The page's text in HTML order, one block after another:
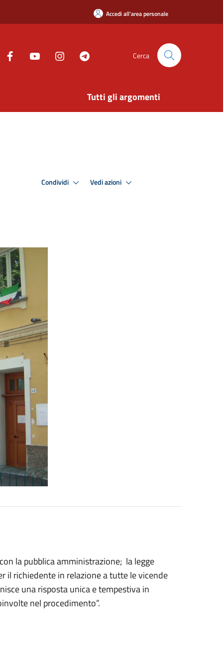
Accedi all'area personale
Cerca
Tutti gli argomenti
Condividi Vedi azioni
la pubblica amministrazione; la legge
il richiedente in relazione a tutte le vicende
una risposta unica e tempestiva in
nel procedimento”.